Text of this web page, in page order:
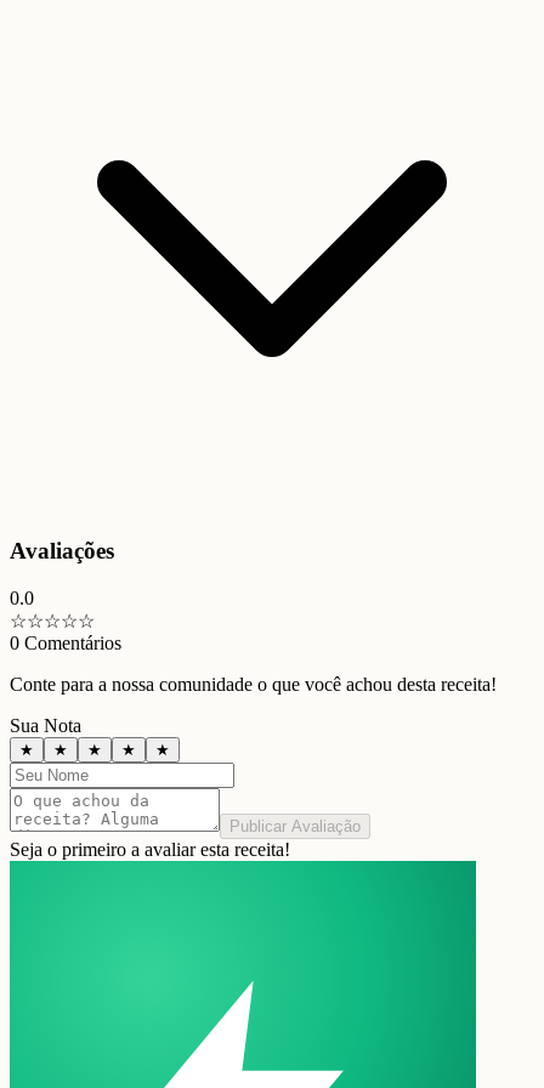
Avaliações
0.0
☆☆☆☆☆
0 Comentários
Conte para a nossa comunidade o que você achou desta receita!
Sua Nota
★ ★ ★ ★ ★
Publicar Avaliação
Seja o primeiro a avaliar esta receita!